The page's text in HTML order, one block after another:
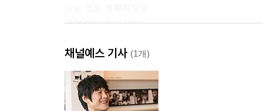
안전 없이 놀이 없다
실전편
셋. 창의력을 길러 주는 놀이
아이의 창의력은 아빠가 키운다
책과 노는 아이
채널예스 기사 (1개)